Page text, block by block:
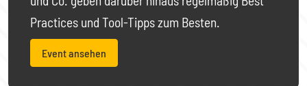
Practices und Tool-Tipps zum Besten.
Event ansehen